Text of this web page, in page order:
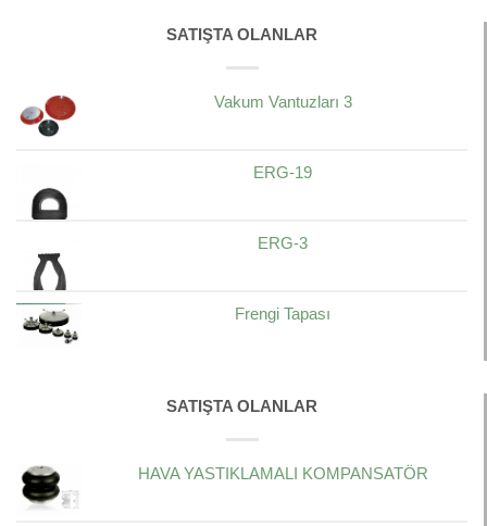
SATIŞTA OLANLAR
Vakum Vantuzları 3
ERG-19
ERG-3
Frengi Tapası
SATIŞTA OLANLAR
HAVA YASTIKLAMALI KOMPANSATÖR